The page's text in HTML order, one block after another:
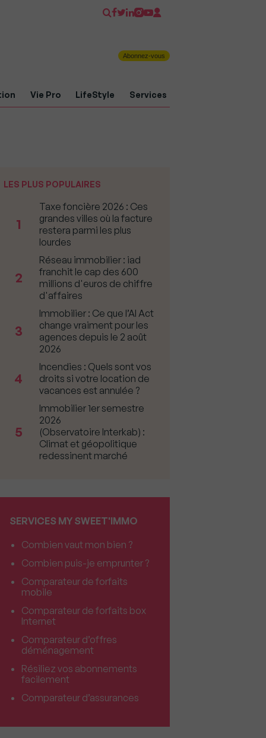
Abonnez-vous
Vie Pro LifeStyle Services
LES PLUS POPULAIRES
1
Taxe foncière 2026 : Ces
grandes villes où la facture
restera parmi les plus
lourdes
2
Réseau immobilier : iad
franchit le cap des 600
millions d'euros de chiffre
d'affaires
3
Immobilier : Ce que l’AI Act
change vraiment pour les
agences depuis le 2 août
2026
4
Incendies : Quels sont vos
droits si votre location de
vacances est annulée ?
5
Immobilier 1er semestre
2026
(Observatoire Interkab) :
Climat et géopolitique
redessinent marché
SERVICES MY SWEET'IMMO
Combien vaut mon bien ?
Combien puis-je emprunter ?
Comparateur de forfaits
mobile
Comparateur de forfaits box
Internet
Comparateur d’offres
déménagement
Résiliez vos abonnements
facilement
Comparateur d’assurances